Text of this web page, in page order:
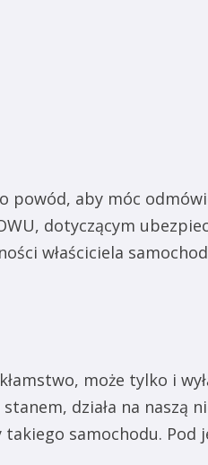
aby móc
dotyczącym
właściciela
może tylko i
działa na naszą
samochodu. Pod